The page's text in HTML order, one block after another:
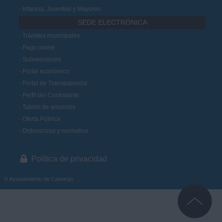
Infancia, Juventud y Mayores
SEDE ELECTRÓNICA
Trámites municipales
Pago online
Subvenciones
Portal económico
Portal de Transparencia
Perfil del Contratante
Tablón de anuncios
Oferta Pública
Ordenanzas y normativa
Política de privacidad
© Ayuntamiento de Camargo